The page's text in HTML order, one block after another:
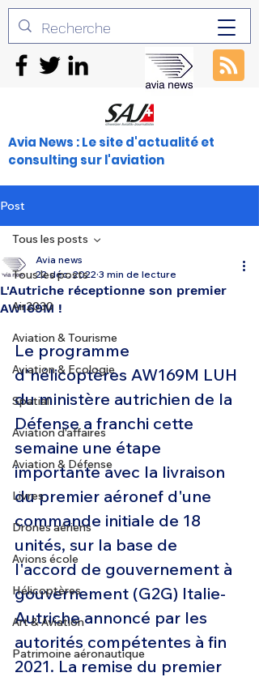
Avia News : Le site d'actualité et
consulting sur l'aviation
Post
Tous les posts
Air2030
Aviation & Tourisme
Aviation & Ecologie
Spatial
Aviation d'affaires
Aviation & Défense
Livres
Drones aériens
Avions école
Hélicoptères
Art & Aviation
Patrimoine aéronautique
Tous les posts
L'Autriche réceptionne son premier
AW169M !
Avia news
22 déc. 2022 3 min de lecture
Le programme
d'hélicoptères AW169M LUH
du ministère autrichien de la
Défense a franchi cette
semaine une étape
importante avec la livraison
du premier aéronef d'une
commande initiale de 18
unités, sur la base de
l'accord de gouvernement à
gouvernement (G2G) Italie-
Autriche annoncé par les
autorités compétentes à fin
2021. La remise du premier